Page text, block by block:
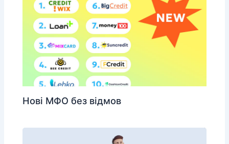
Нові МФО без відмов